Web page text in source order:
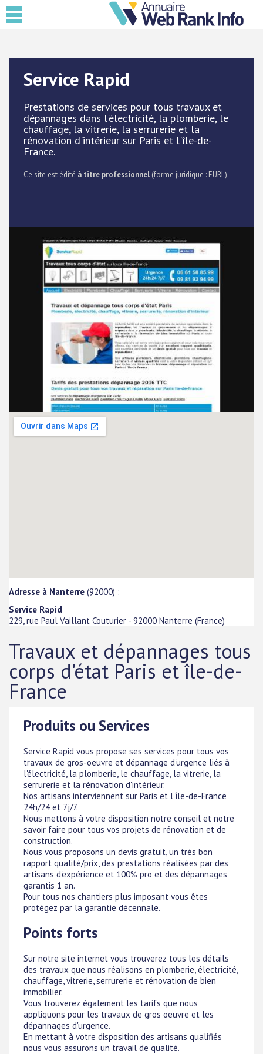
Service Rapid
Prestations de services pour tous travaux et
dépannages dans l'électricité, la plomberie, le
chauffage, la vitrerie, la serrurerie et la
rénovation d'intérieur sur Paris et l'île-de-
France.
Ce site est édité à titre professionnel (forme juridique : EURL).
Adresse à Nanterre (92000) :
Service Rapid
229, rue Paul Vaillant Couturier - 92000 Nanterre (France)
Travaux et dépannages tous
corps d'état Paris et île-de-
France
Produits ou Services
Service Rapid vous propose ses services pour tous vos
travaux de gros-oeuvre et dépannage d'urgence liés à
l'électricité, la plomberie, le chauffage, la vitrerie, la
serrurerie et la rénovation d'intérieur.
Nos artisans interviennent sur Paris et l'île-de-France
24h/24 et 7j/7.
Nous mettons à votre disposition notre conseil et notre
savoir faire pour tous vos projets de rénovation et de
construction.
Nous vous proposons un devis gratuit, un très bon
rapport qualité/prix, des prestations réalisées par des
artisans d'expérience et 100% pro et des dépannages
garantis 1 an.
Pour tous nos chantiers plus imposant vous êtes
protégez par la garantie décennale.
Points forts
Sur notre site internet vous trouverez tous les détails
des travaux que nous réalisons en plomberie, électricité,
chauffage, vitrerie, serrurerie et rénovation de bien
immobilier.
Vous trouverez également les tarifs que nous
appliquons pour les travaux de gros oeuvre et les
dépannages d'urgence.
En mettant à votre disposition des artisans qualifiés
nous vous assurons un travail de qualité.